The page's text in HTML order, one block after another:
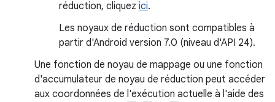
réduction, cliquez ici.
Les noyaux de réduction sont compatibles à
partir d'Android version 7.0 (niveau d'API 24).
Une fonction de noyau de mappage ou une fonction
d'accumulateur de noyau de réduction peut accéder
aux coordonnées de l'exécution actuelle à l'aide des